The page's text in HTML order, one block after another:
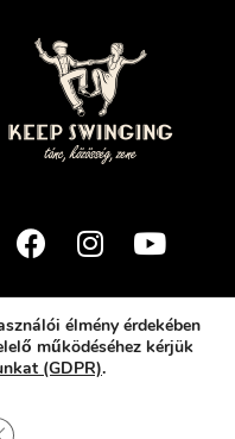
rights reserved
Rozsa
élmény érdekében
működéséhez kérjük
(GDPR).
GDPR Cookie Banner